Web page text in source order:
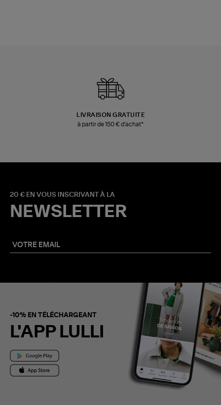
LIVRAISON GRATUITE
à partir de 150 € d'achat*
20 € EN VOUS INSCRIVANT À LA
NEWSLETTER
-10% EN TÉLÉCHARGEANT
L'APP LULLI